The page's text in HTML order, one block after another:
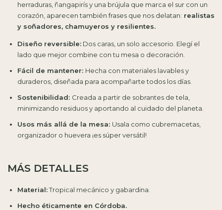
herraduras, ñangapirís y una brújula que marca el sur con un
corazón, aparecen también frases que nos delatan: realistas
y soñadores, chamuyeros y resilientes.
Diseño reversible: Dos caras, un solo accesorio. Elegí el
lado que mejor combine con tu mesa o decoración.
Fácil de mantener: Hecha con materiales lavables y
duraderos, diseñada para acompañarte todos los días.
Sostenibilidad: Creada a partir de sobrantes de tela,
minimizando residuos y aportando al cuidado del planeta.
Usos más allá de la mesa: Usala como cubremacetas,
organizador o huevera ¡es súper versátil!
MÁS DETALLES
Material:Tropical mecánico y gabardina.
Hecho éticamente en Córdoba.